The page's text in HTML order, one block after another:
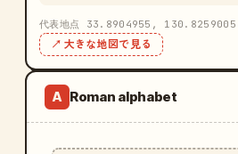
代表地点 33.8904955, 130.8259005
↗ 大きな地図で見る
A Roman alphabet